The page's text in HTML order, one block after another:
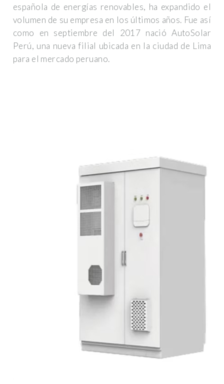
española de energías renovables, ha expandido el
volumen de su empresa en los últimos años. Fue así
como en septiembre del 2017 nació AutoSolar
Perú, una nueva filial ubicada en la ciudad de Lima
para el mercado peruano.